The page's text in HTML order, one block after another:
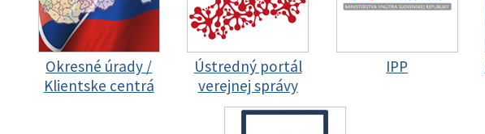
Okresné úrady /
Klientske centrá
Ústredný portál
verejnej správy
IPP